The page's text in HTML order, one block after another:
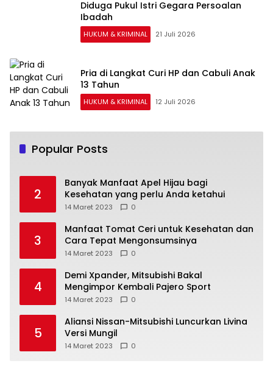
Diduga Pukul Istri Gegara Persoalan
Ibadah
HUKUM & KRIMINAL 21 Juli 2026
Pria di Langkat Curi HP dan Cabuli Anak
13 Tahun
HUKUM & KRIMINAL 12 Juli 2026
Popular Posts
2
Banyak Manfaat Apel Hijau bagi
Kesehatan yang perlu Anda ketahui
14 Maret 2023 0
3
Manfaat Tomat Ceri untuk Kesehatan dan
Cara Tepat Mengonsumsinya
14 Maret 2023 0
4
Demi Xpander, Mitsubishi Bakal
Mengimpor Kembali Pajero Sport
14 Maret 2023 0
5
Aliansi Nissan-Mitsubishi Luncurkan Livina
Versi Mungil
14 Maret 2023 0